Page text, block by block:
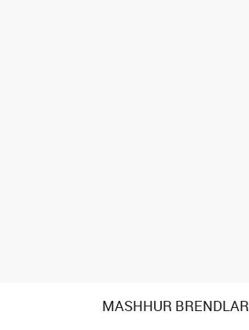
MASHHUR BRENDLAR